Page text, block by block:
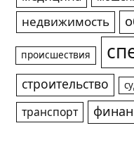
недвижимость
происшествия
строительство
транспорт